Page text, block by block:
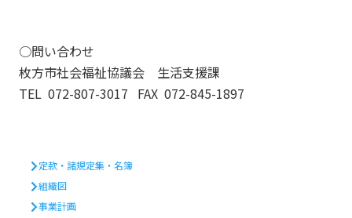
○問い合わせ
枚方市社会福祉協議会 生活支援課
TEL 072-807-3017 FAX 072-845-1897
定款・諸規定集・名簿
組織図
事業計画